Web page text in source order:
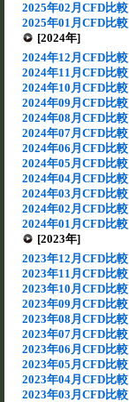
2025年02月CFD比較
2025年01月CFD比較
[2024年]
2024年12月CFD比較
2024年11月CFD比較
2024年10月CFD比較
2024年09月CFD比較
2024年08月CFD比較
2024年07月CFD比較
2024年06月CFD比較
2024年05月CFD比較
2024年04月CFD比較
2024年03月CFD比較
2024年02月CFD比較
2024年01月CFD比較
[2023年]
2023年12月CFD比較
2023年11月CFD比較
2023年10月CFD比較
2023年09月CFD比較
2023年08月CFD比較
2023年07月CFD比較
2023年06月CFD比較
2023年05月CFD比較
2023年04月CFD比較
2023年03月CFD比較